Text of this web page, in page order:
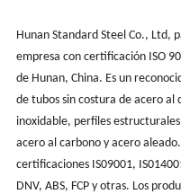
Hunan Standard Steel Co., Ltd,
empresa con certificación ISO
de Hunan, China. Es un
de tubos sin costura de acero al
inoxidable, perfiles
acero al carbono y acero
certificaciones IS09001,
DNV, ABS, FCP y otras. Los